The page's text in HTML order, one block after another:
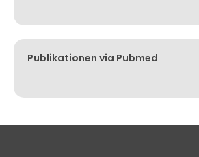
Publikationen via Pubmed